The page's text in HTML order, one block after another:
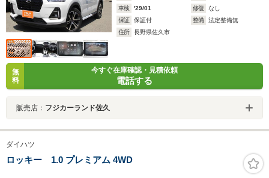
車検
'29/01 修復
なし
保証
保証付 整備
法定整備無
住所
長野県佐久市
無
料
今すぐ在庫確認・見積依頼
電話する
販売店： フジカーランド佐久
ダイハツ
ロッキー 1.0 プレミアム 4WD